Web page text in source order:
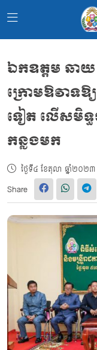
ឯកឧត្តម ឆា
ក្រោមឱវាទឱ្យ
ទៀត លើសមិទ្ធ
កន្លងមក
ថ្ងៃទី៤ ខែតុលា ឆ្នាំ២០
Share